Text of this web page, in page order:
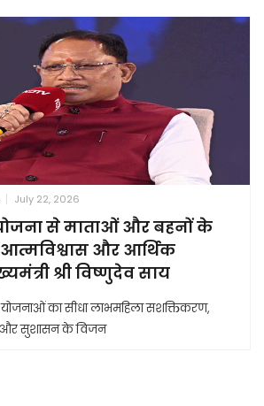
July 22, 2026
से माताओं और बहनों के
और आर्थिक
श्री विष्णुदेव साय
का सीधा लाभमहिला सशक्तिकरण,
और सुशासन के विजन